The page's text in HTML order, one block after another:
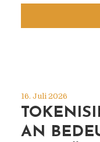
16. Juli 2026
AN